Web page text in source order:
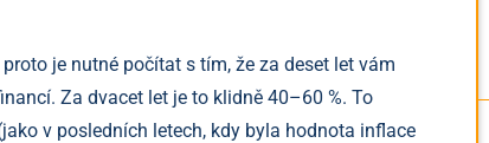
je nutné počítat s tím, že za deset let vám
Za dvacet let je to klidně 40–60 %. To
v posledních letech, kdy byla hodnota inflace